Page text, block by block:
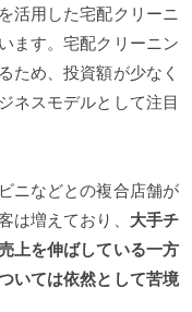
活用した宅配クリーニ
ます。宅配クリーニン
ため、投資額が少なく
ネスモデルとして注目
ニなどとの複合店舗が
は増えており、 大手チ
上を伸ばしている一方
いては依然として苦境